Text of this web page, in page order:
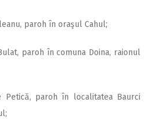
paroh în oraşul Cahul;
paroh în comuna Doina, raionul
Petică, paroh în localitatea Baurci